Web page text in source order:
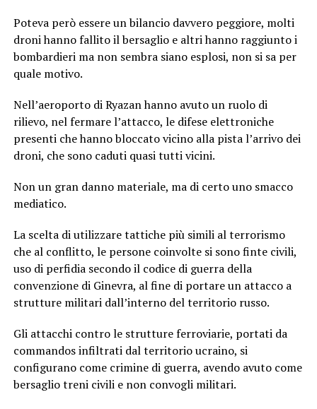
Poteva però essere un bilancio davvero peggiore, molti
droni hanno fallito il bersaglio e altri hanno raggiunto i
bombardieri ma non sembra siano esplosi, non si sa per
quale motivo.
Nell’aeroporto di Ryazan hanno avuto un ruolo di
rilievo, nel fermare l’attacco, le difese elettroniche
presenti che hanno bloccato vicino alla pista l’arrivo dei
droni, che sono caduti quasi tutti vicini.
Non un gran danno materiale, ma di certo uno smacco
mediatico.
La scelta di utilizzare tattiche più simili al terrorismo
che al conflitto, le persone coinvolte si sono finte civili,
uso di perfidia secondo il codice di guerra della
convenzione di Ginevra, al fine di portare un attacco a
strutture militari dall’interno del territorio russo.
Gli attacchi contro le strutture ferroviarie, portati da
commandos infiltrati dal territorio ucraino, si
configurano come crimine di guerra, avendo avuto come
bersaglio treni civili e non convogli militari.